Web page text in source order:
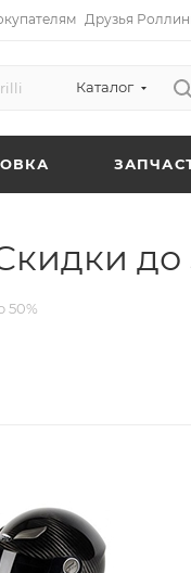
Друзья
Каталог
до
50%